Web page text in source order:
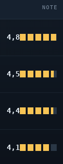
NOTE
4,8
4,5
4,4
4,1